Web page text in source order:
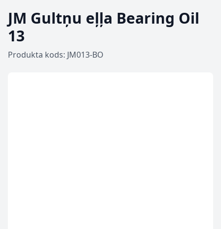
JM Gultņu eļļa Bearing Oil
13
Produkta kods: JM013-BO